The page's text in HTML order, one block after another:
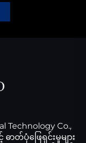
Technology Co.,
ဓာတ်ပုံဖြေရှင်းမှုများ